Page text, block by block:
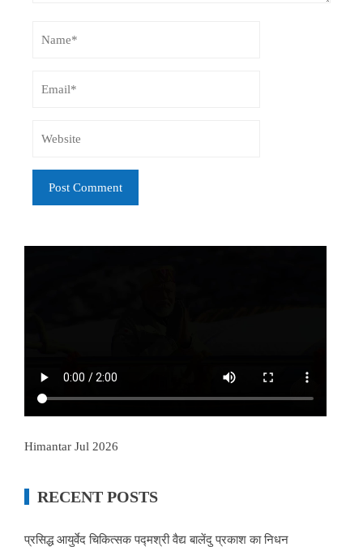
Himantar Jul 2026
RECENT POSTS
प्रसिद्ध आयुर्वेद चिकित्सक पद्मश्री वैद्य बालेंदु प्रकाश का निधन